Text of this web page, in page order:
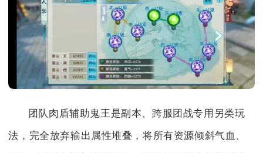
团队肉盾辅助鬼王是副本、跨服团战专用另类玩
法，完全放弃输出属性堆叠，将所有资源倾斜气血、